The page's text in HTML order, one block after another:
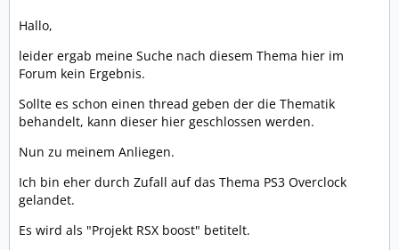
Hallo,
leider ergab meine Suche nach diesem Thema hier im
Forum kein Ergebnis.
Sollte es schon einen thread geben der die Thematik
behandelt, kann dieser hier geschlossen werden.
Nun zu meinem Anliegen.
Ich bin eher durch Zufall auf das Thema PS3 Overclock
gelandet.
Es wird als "Projekt RSX boost" betitelt.